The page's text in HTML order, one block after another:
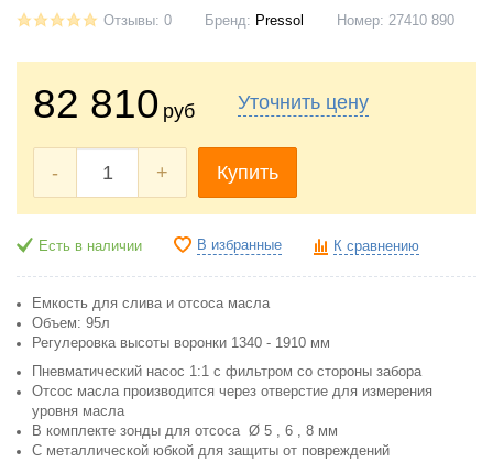
Отзывы: 0 Бренд: Pressol Номер: 27410 890
82 810 руб
- + Купить
Уточнить цену
Есть в наличии В избранные К сравнению
Емкость для слива и отсоса масла
Объем: 95л
Регулеровка высоты воронки 1340 - 1910 мм
Пневматический насос 1:1 с фильтром со стороны забора
Отсос масла производится через отверстие для измерения
уровня масла
В комплекте зонды для отсоса Ø 5 , 6 , 8 мм
С металлической юбкой для защиты от повреждений